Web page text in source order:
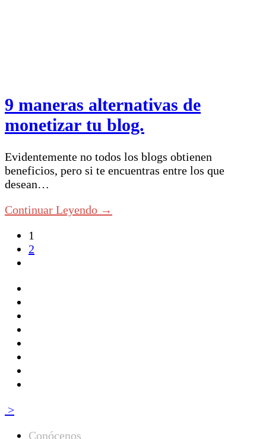
9 maneras alternativas de
monetizar tu blog.
Evidentemente no todos los blogs obtienen
beneficios, pero si te encuentras entre los que
desean…
Continuar Leyendo →
1
2
>
Conócenos